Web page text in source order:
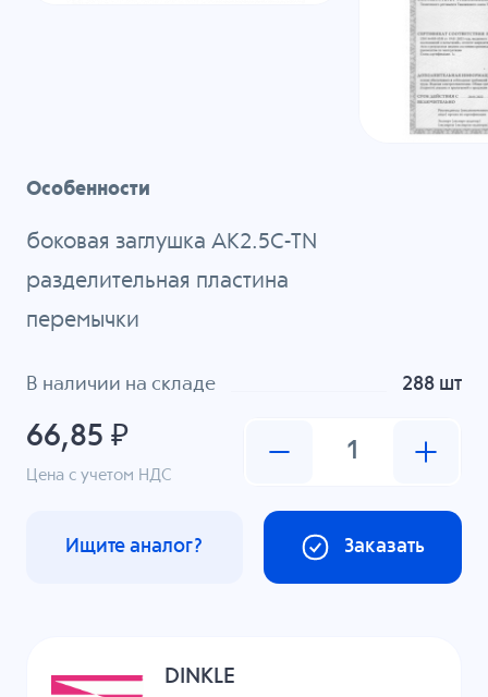
Особенности
боковая заглушка AK2.5C-TN
разделительная пластина
перемычки
В наличии на складе 288 шт
66,85 ₽
Цена с учетом НДС
Заказать
Ищите аналог?
DINKLE